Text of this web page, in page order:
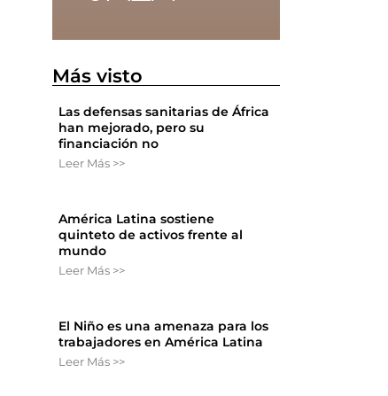
Más visto
Las defensas sanitarias de África
han mejorado, pero su
financiación no
Leer Más >>
América Latina sostiene
quinteto de activos frente al
mundo
Leer Más >>
El Niño es una amenaza para los
trabajadores en América Latina
Leer Más >>